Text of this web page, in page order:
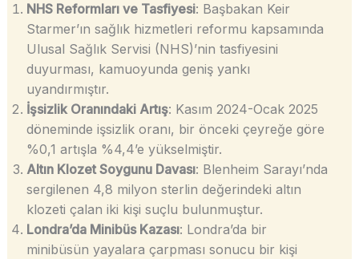
NHS Reformları ve Tasfiyesi: Başbakan Keir
Starmer’ın sağlık hizmetleri reformu kapsamında
Ulusal Sağlık Servisi (NHS)’nin tasfiyesini
duyurması, kamuoyunda geniş yankı
uyandırmıştır.
İşsizlik Oranındaki Artış: Kasım 2024-Ocak 2025
döneminde işsizlik oranı, bir önceki çeyreğe göre
%0,1 artışla %4,4’e yükselmiştir.
Altın Klozet Soygunu Davası: Blenheim Sarayı’nda
sergilenen 4,8 milyon sterlin değerindeki altın
klozeti çalan iki kişi suçlu bulunmuştur.
Londra’da Minibüs Kazası: Londra’da bir
minibüsün yayalara çarpması sonucu bir kişi